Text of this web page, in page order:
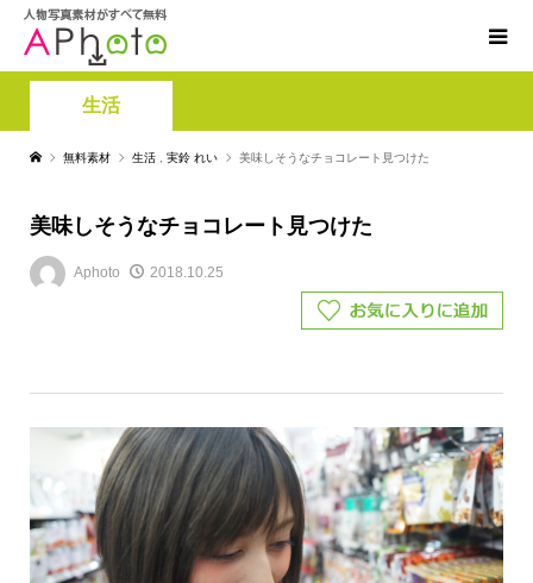
生活
無料素材 生活 実鈴 れい 美味しそうなチョコレート見つけた
美味しそうなチョコレート見つけた
Aphoto 2018.10.25